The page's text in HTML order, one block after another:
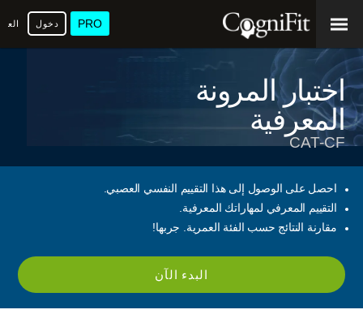
PRO دخول
اختبار المرونة
المعرفية
CAT-CF
احصل على الوصول إلى هذا التقييم النفسي العصبي.
التقييم المعرفي لمهاراتك المعرفية.
مقارنة النتائج حسب الفئة العمرية. جربها!
البدء الآن